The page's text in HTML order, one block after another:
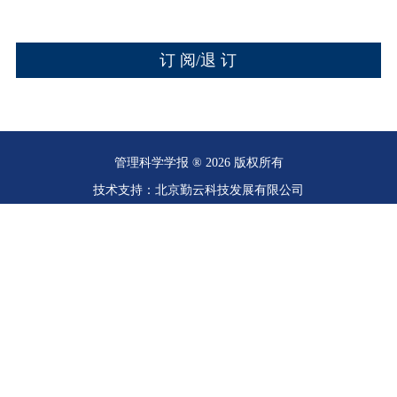
管理科学学报 ® 2026 版权所有
技术支持：北京勤云科技发展有限公司